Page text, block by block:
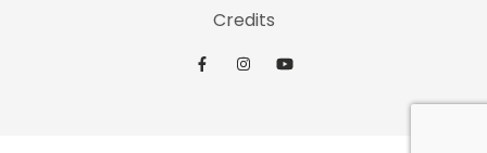
Credits